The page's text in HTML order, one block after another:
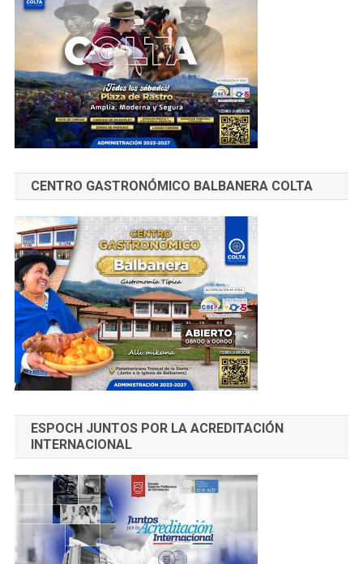
CENTRO GASTRONÓMICO BALBANERA COLTA
ESPOCH JUNTOS POR LA ACREDITACIÓN
INTERNACIONAL